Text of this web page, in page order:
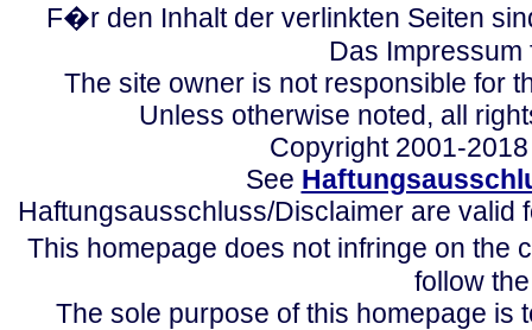
F�r den Inhalt der verlinkten Seiten
Das
The site owner is not responsible for
Unless otherwise noted, all
Copyright 2001-
See
Haftungsausschluss/Disclaimer are valid
This homepage does not infringe on the
follow
The sole purpose of this homepage is